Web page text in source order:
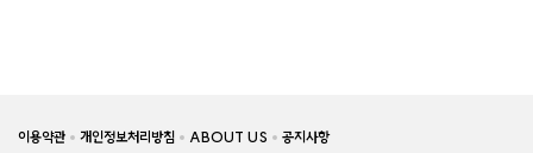
이용약관 개인정보처리방침 ABOUT US 공지사항